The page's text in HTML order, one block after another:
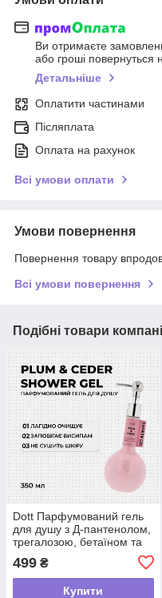
Ви отримаєте
або гроші повернуться
Детальніше
Оплатити частинами
Післяплата
Оплата на рахунок
Всі умови оплати
Умови повернення
Повернення товару
Всі умови повернення
Подібні товари
Dott Парфумований гель
для душу з Д-пантенолом,
трегалозою, бетаїном та
PLUM & CEDAR,350ml
499 ₴
Купити